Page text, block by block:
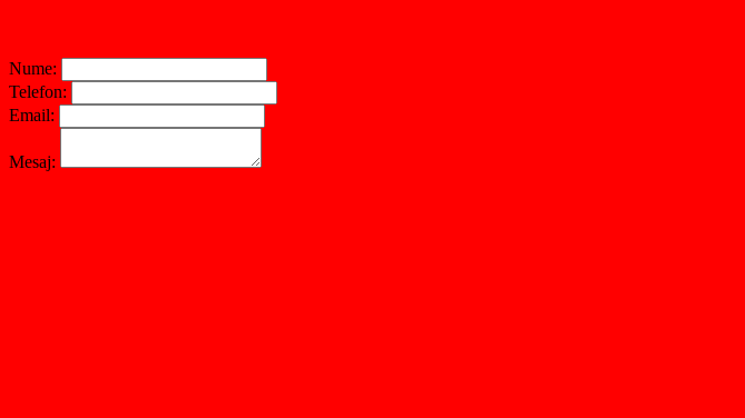
Nume:
Telefon:
Email:
Mesaj: